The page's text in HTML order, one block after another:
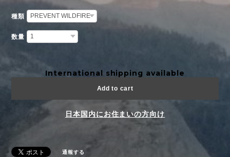
種類
数量
International shipping available
Add to cart
日本国内にお住まいの方向け
通報する